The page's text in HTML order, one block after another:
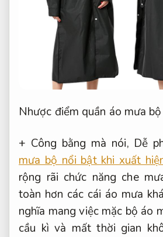
Nhược điểm quần áo mưa
+ Công bằng mà nói, Dễ
mưa bộ nổi bật khi xuất
rộng rãi chức năng che
toàn hơn các cái áo mưa
nghĩa mang việc mặc bộ áo
cầu kì và mất thời gian